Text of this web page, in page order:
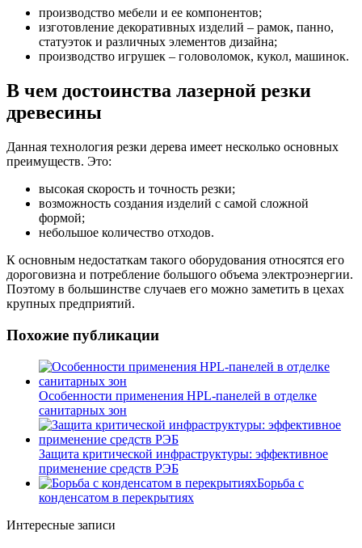
производство мебели и ее компонентов;
изготовление декоративных изделий – рамок, панно,
статуэток и различных элементов дизайна;
производство игрушек – головоломок, кукол, машинок.
В чем достоинства лазерной резки
древесины
Данная технология резки дерева имеет несколько основных
преимуществ. Это:
высокая скорость и точность резки;
возможность создания изделий с самой сложной
формой;
небольшое количество отходов.
К основным недостаткам такого оборудования относятся его
дороговизна и потребление большого объема электроэнергии.
Поэтому в большинстве случаев его можно заметить в цехах
крупных предприятий.
Похожие публикации
Особенности применения HPL-панелей в отделке
санитарных зон
Защита критической инфраструктуры: эффективное
применение средств РЭБ
Борьба с
конденсатом в перекрытиях
Интересные записи